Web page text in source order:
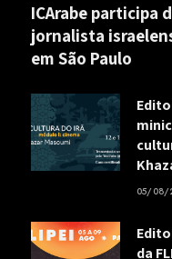
ICArabe participa
jornalista
em São Paulo
05/08/
da